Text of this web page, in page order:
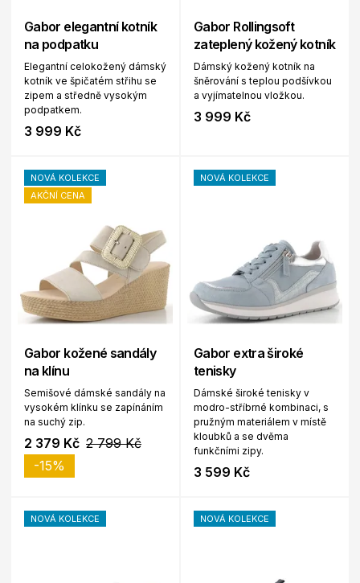
Gabor elegantní kotník
na podpatku
Elegantní celokožený dámský
kotník ve špičatém střihu se
zipem a středně vysokým
podpatkem.
3 999 Kč
Gabor Rollingsoft
zateplený kožený kotník
Dámský kožený kotník na
šněrování s teplou podšívkou
a vyjímatelnou vložkou.
3 999 Kč
NOVÁ KOLEKCE
AKČNÍ CENA
Gabor kožené sandály
na klínu
Semišové dámské sandály na
vysokém klínku se zapínáním
na suchý zip.
2 379 Kč 2 799 Kč
-15%
NOVÁ KOLEKCE
Gabor extra široké
tenisky
Dámské široké tenisky v
modro-stříbrné kombinaci, s
pružným materiálem v místě
kloubků a se dvěma
funkčními zipy.
3 599 Kč
NOVÁ KOLEKCE NOVÁ KOLEKCE